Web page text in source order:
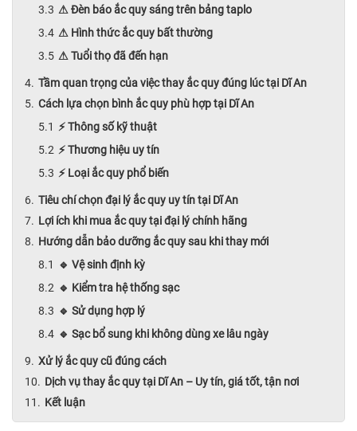
⚠ Đèn báo ắc quy sáng trên bảng taplo
⚠ Hình thức ắc quy bất thường
⚠ Tuổi thọ đã đến hạn
Tầm quan trọng của việc thay ắc quy đúng lúc tại Dĩ An
Cách lựa chọn bình ắc quy phù hợp tại Dĩ An
⚡ Thông số kỹ thuật
⚡ Thương hiệu uy tín
⚡ Loại ắc quy phổ biến
Tiêu chí chọn đại lý ắc quy uy tín tại Dĩ An
Lợi ích khi mua ắc quy tại đại lý chính hãng
Hướng dẫn bảo dưỡng ắc quy sau khi thay mới
🔹 Vệ sinh định kỳ
🔹 Kiểm tra hệ thống sạc
🔹 Sử dụng hợp lý
🔹 Sạc bổ sung khi không dùng xe lâu ngày
Xử lý ắc quy cũ đúng cách
Dịch vụ thay ắc quy tại Dĩ An – Uy tín, giá tốt, tận nơi
Kết luận